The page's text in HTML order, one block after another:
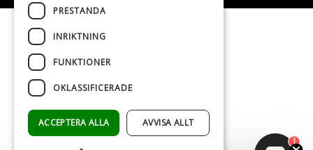
PRESTANDA
INRIKTNING
FUNKTIONER
OKLASSIFICERADE
ACCEPTERA ALLA AVVISA ALLT
1